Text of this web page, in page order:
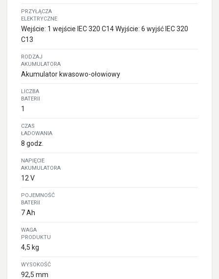
PRZYŁĄCZA
ELEKTRYCZNE
Wejście: 1 wejście IEC 320 C14 Wyjście: 6 wyjść IEC 320
C13
RODZAJ
AKUMULATORA
Akumulator kwasowo-ołowiowy
LICZBA
BATERII
1
CZAS
ŁADOWANIA
8 godz.
NAPIĘCIE
AKUMULATORA
12 V
POJEMNOŚĆ
BATERII
7 Ah
WAGA
PRODUKTU
4,5 kg
WYSOKOŚĆ
92,5 mm